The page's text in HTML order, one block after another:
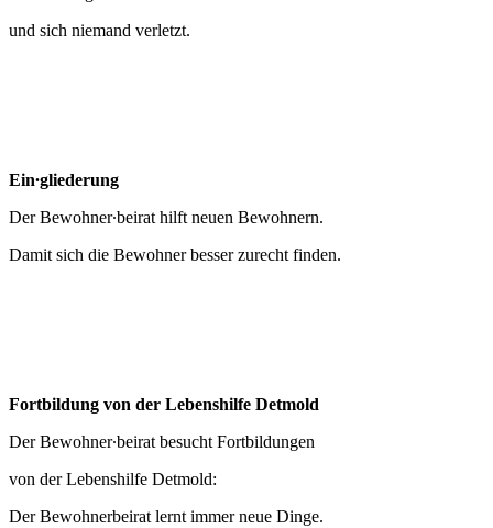
und sich niemand verletzt.
Ein∙gliederung
Der Bewohner∙beirat hilft neuen Bewohnern.
Damit sich die Bewohner besser zurecht finden.
Fortbildung von der Lebenshilfe Detmold
Der Bewohner∙beirat besucht Fortbildungen
von der Lebenshilfe Detmold:
Der Bewohnerbeirat lernt immer neue Dinge.